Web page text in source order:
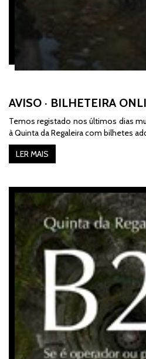
AVISO · BILHETEIRA
Temos registado nos últimos dias
à Quinta da Regaleira com bilhetes
LER MAIS